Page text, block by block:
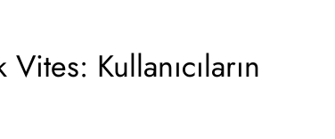
Kullanıcıların